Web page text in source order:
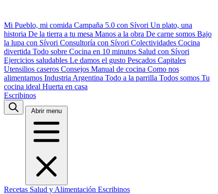
Mi Pueblo, mi comida Campaña 5.0 con Sívori Un plato, una
historia De la tierra a tu mesa Manos a la obra De carne somos Bajo
la lupa con Sívori Consultoría con Sívori Colectividades Cocina
divertida Todo sobre Cocina en 10 minutos Salud con Sívori
Ejercicios saludables Le damos el gusto Pescados Capitales
Utensilios caseros Consejos Manual de cocina Como nos
alimentamos Industria Argentina Todo a la parrilla Todos somos Tu
cocina ideal Huerta en casa
Escribinos
Abrir menu
Recetas Salud y Alimentación Escribinos